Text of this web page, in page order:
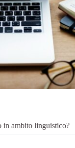
in ambito linguistico?